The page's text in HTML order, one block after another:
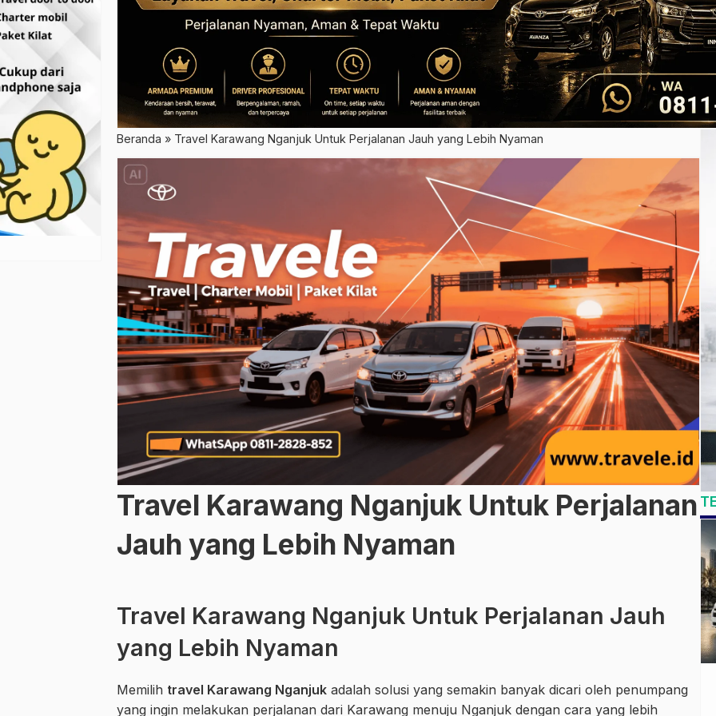
Beranda » Travel Karawang Nganjuk Untuk Perjalanan Jauh yang Lebih Nyaman
Travel Karawang Nganjuk Untuk Perjalanan
Jauh yang Lebih Nyaman
Travel Karawang Nganjuk Untuk Perjalanan Jauh
yang Lebih Nyaman
Memilih travel Karawang Nganjuk adalah solusi yang semakin banyak dicari oleh penumpang
yang ingin melakukan perjalanan dari Karawang menuju Nganjuk dengan cara yang lebih